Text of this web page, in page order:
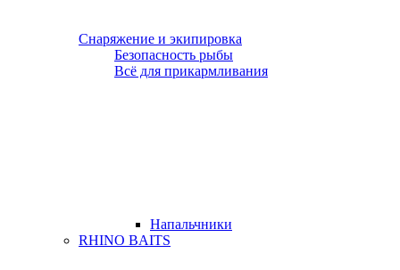
Снаряжение и экипировка
Безопасность рыбы
Всё для прикармливания
Напальчники
RHINO BAITS